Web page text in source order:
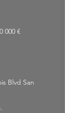
000 €
Blvd San